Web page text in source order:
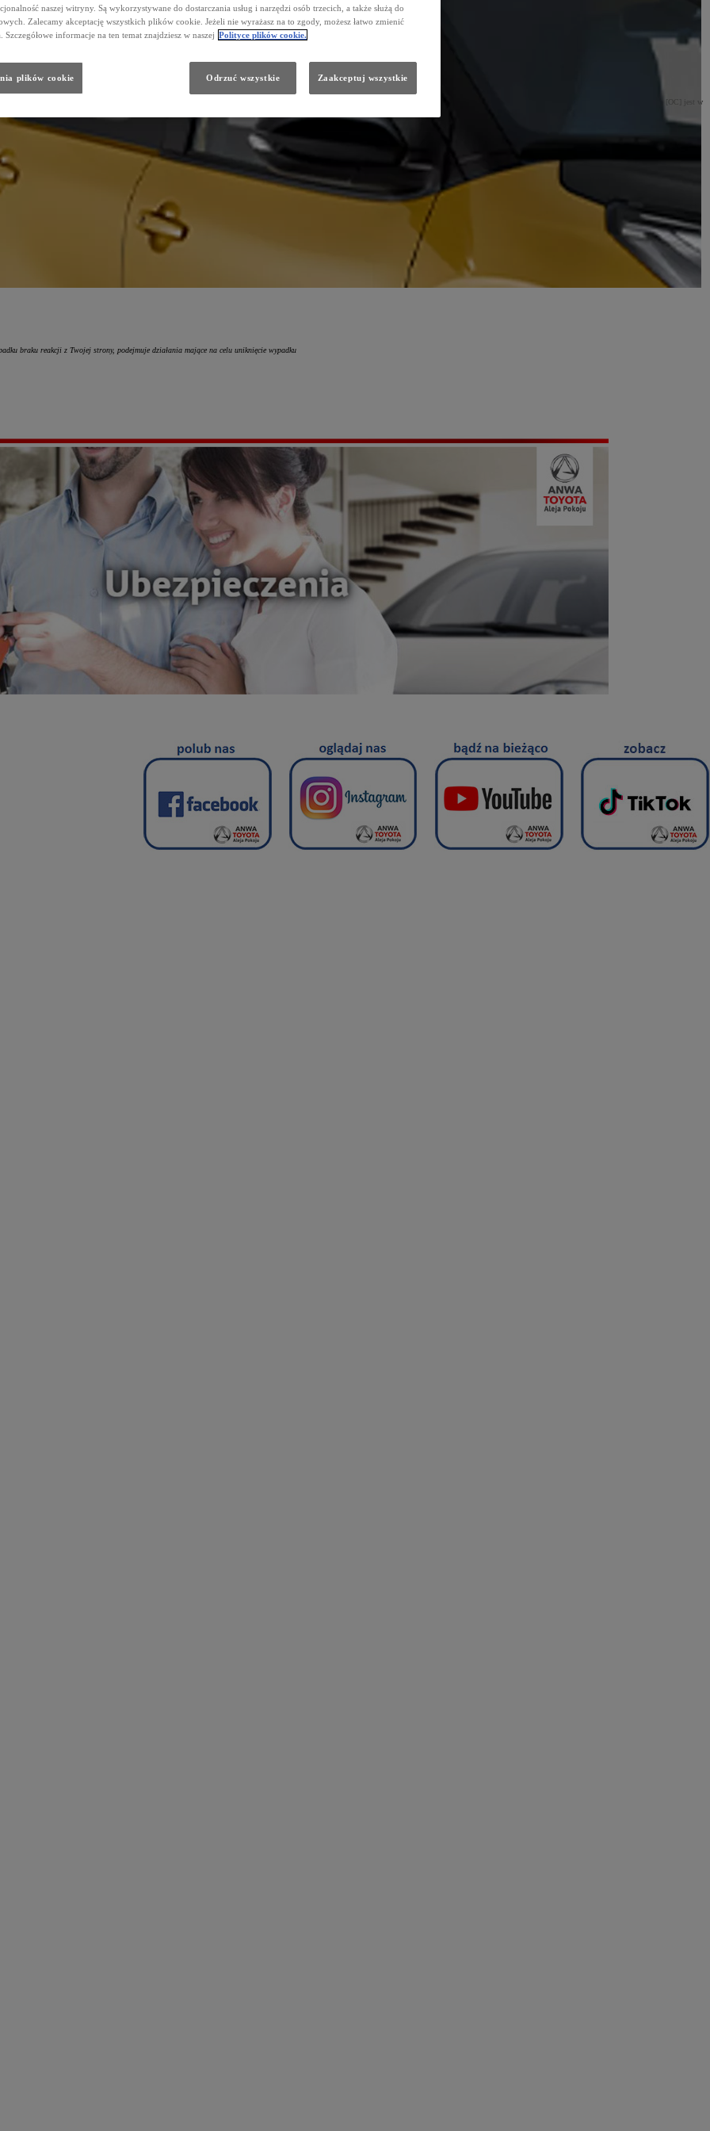
Wybierając auto z systemem
na ubezpieczenie swojego auta. Ubezpieczenie od odpowiedzialności cywilnej posiadaczy pojazdów mechanicznych [OC] jest w
ubezpieczeń komunikacyjnych - Autocasco, Assistance, czy NNW są to polisy dobrowolne i kierowca sam decyduje o ich wykupie.
braku reakcji z Twojej strony, podejmuje działania mające na celu uniknięcie wypadku
naszej witryny. Są wykorzystywane do dostarczania usług i narzędzi osób trzecich, a także służą do
Zalecamy akceptację wszystkich plików cookie. Jeżeli nie wyrażasz na to zgody, możesz łatwo zmienić
Szczegółowe informacje na ten temat znajdziesz w naszej Polityce plików cookie.
plików cookie Odrzuć wszystkie Zaakceptuj wszystkie